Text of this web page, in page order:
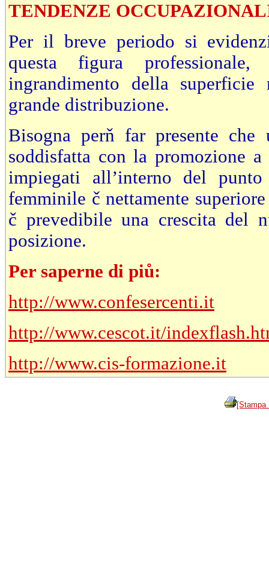
TENDENZE
Per il breve periodo si
questa figura
ingrandimento della
grande distribuzione.
Bisogna perň far presente che
soddisfatta con la promozione
impiegati all’interno del
femminile č nettamente
č prevedibile una crescita del
posizione.
Per saperne di piů:
http://www.confesercenti.it
http://www.cescot.it/
http://www.cis-formazione.it
[Stampa